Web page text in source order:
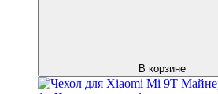
В корзине